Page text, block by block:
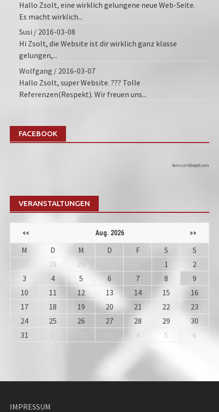
Hallo Zsolt, eine wirklich gelungene neue Web-Seite.
Es macht wirklich...
Susi / 2016-03-08
Hi Zsolt, die Website ist dir wirklich ganz klasse
gelungen,...
Wolfgang / 2016-03-07
Hallo Zsolt, super Website. ??? Tolle
Referenzen(Respekt). Wir freuen uns...
FACEBOOK
tensunitdepot.com
VERANSTALTUNGEN
<< Aug. 2026 >>
M D M D F S
S
28 29 1
2
3
4 5 6 7 8
9
10
11 12 13 14 15
16
17
18 19 20 21 22
23
24
25 26 27 28 29
30
31
4 5 6
IMPRESSUM